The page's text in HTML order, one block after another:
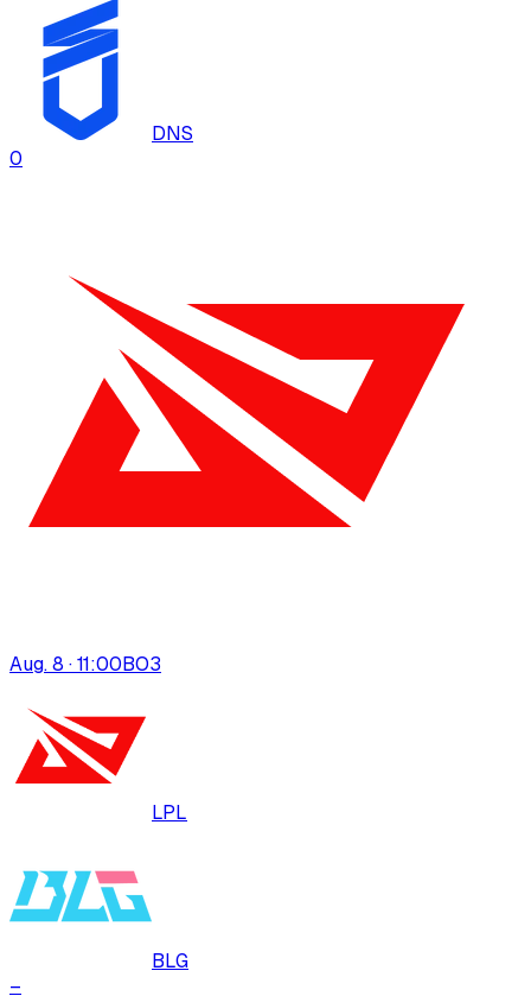
DNS
0
Aug. 8 · 11:00BO3
LPL
BLG
–